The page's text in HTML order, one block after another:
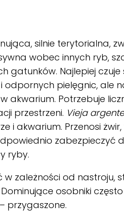
silnie terytorialna,
wobec innych ryb,
gatunków. Najlepiej czuje
odpornych pielęgnic, ale
akwarium. Potrzebuje
przestrzeni. Vieja
i akwarium. Przenosi żwir,
zabezpieczyć
ryby.
zależności od nastroju,
osobniki
przygaszone.